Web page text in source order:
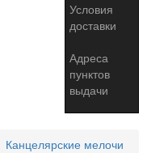
Условия
доставки
Адреса
пунктов
выдачи
Канцелярские мелочи